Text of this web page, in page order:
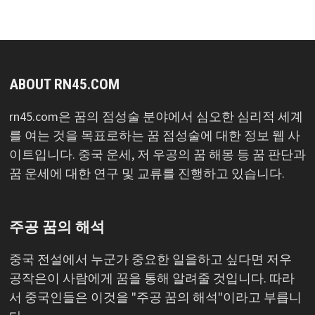
ABOUT RN45.COM
rn45.com은 꿈의 점성술 분야에서 심오한 심리적 세계
를 여는 것을 목표로하는 꿈 점성술에 대한 정보 웹 사
이트입니다. 중국 운세, 저 우공의 꿈 해몽 등 꿈 판단과
꿈 운세에 대한 연구 및 교류를 진행하고 있습니다.
주공 꿈의 해석
중국 전설에서 누군가 중요한 일을하고 싶다면 저우
공작은이 사람에게 꿈을 통해 알려줄 것입니다. 따라
서 중국인들은 이것을 "주공 꿈의 해석"이라고 부릅니